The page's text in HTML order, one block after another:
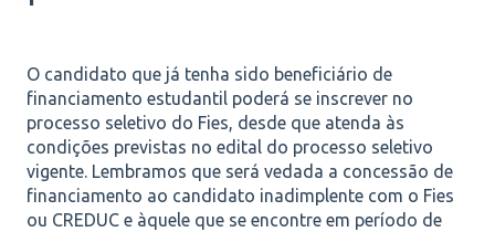
O candidato que já tenha sido beneficiário de
financiamento estudantil poderá se inscrever no
processo seletivo do Fies, desde que atenda às
condições previstas no edital do processo seletivo
vigente. Lembramos que será vedada a concessão de
financiamento ao candidato inadimplente com o Fies
ou CREDUC e àquele que se encontre em período de